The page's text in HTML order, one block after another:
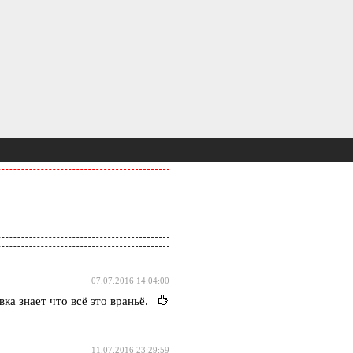
07.07.2016 14:04:00
знает что всё это враньё.
11.07.2016 23:29:59